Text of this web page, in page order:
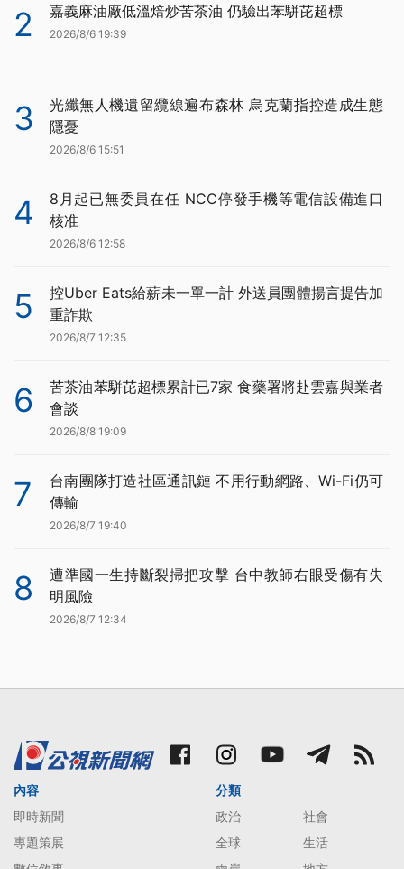
2 嘉義麻油廠低溫焙炒苦茶油 仍驗出苯駢芘超標
2026/8/6 19:39
3
光纖無人機遺留纜線遍布森林 烏克蘭指控造成生態
隱憂
2026/8/6 15:51
4
8月起已無委員在任 NCC停發手機等電信設備進口
核准
2026/8/6 12:58
5
控Uber Eats給薪未一單一計 外送員團體揚言提告加
重詐欺
2026/8/7 12:35
6
苦茶油苯駢芘超標累計已7家 食藥署將赴雲嘉與業者
會談
2026/8/8 19:09
7
台南團隊打造社區通訊鏈 不用行動網路、Wi-Fi仍可
傳輸
2026/8/7 19:40
8
遭準國一生持斷裂掃把攻擊 台中教師右眼受傷有失
明風險
2026/8/7 12:34
內容
即時新聞
專題策展
分類
政治
社會
全球
生活